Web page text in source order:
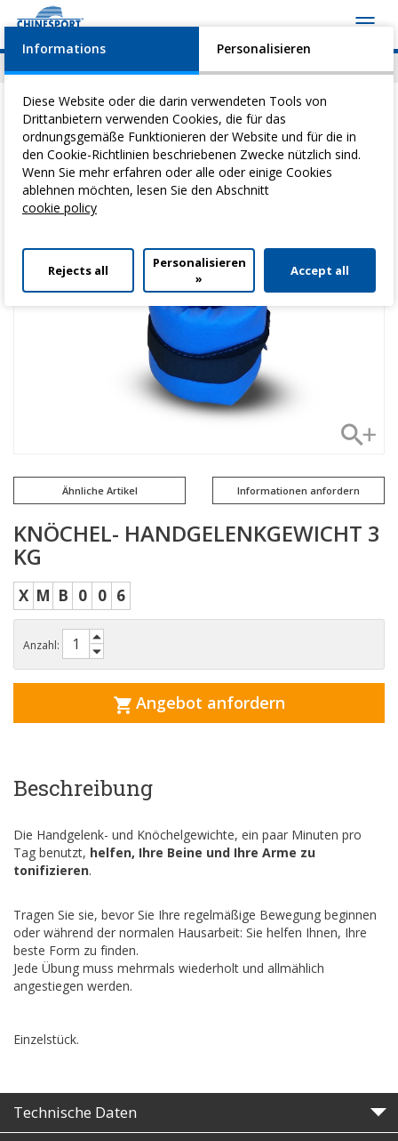
News Geschehen Video Download
Sie befinden sich hier:Home>Heilgymnastik>KnöChel-,
Handgelenkgewichte> KnöChel- Handgelenkgewicht 3 Kg
Ähnliche Artikel Informationen anfordern
KNÖCHEL- HANDGELENKGEWICHT 3
KG
X M B 0 0 6
Anzahl:
Angebot anfordern
Beschreibung
Die Handgelenk- und Knöchelgewichte, ein paar Minuten pro
Tag benutzt, helfen, Ihre Beine und Ihre Arme zu
tonifizieren.
Tragen Sie sie, bevor Sie Ihre regelmäßige Bewegung beginnen
oder während der normalen Hausarbeit: Sie helfen Ihnen, Ihre
beste Form zu finden.
Jede Übung muss mehrmals wiederholt und allmählich
angestiegen werden.
Einzelstück.
Technische Daten
Informations Personalisieren
Diese Website oder die darin verwendeten Tools von
Drittanbietern verwenden Cookies, die für das
ordnungsgemäße Funktionieren der Website und für die in
den Cookie-Richtlinien beschriebenen Zwecke nützlich sind.
Wenn Sie mehr erfahren oder alle oder einige Cookies
ablehnen möchten, lesen Sie den Abschnitt
cookie policy
Rejects all
Personalisieren
»
Accept all